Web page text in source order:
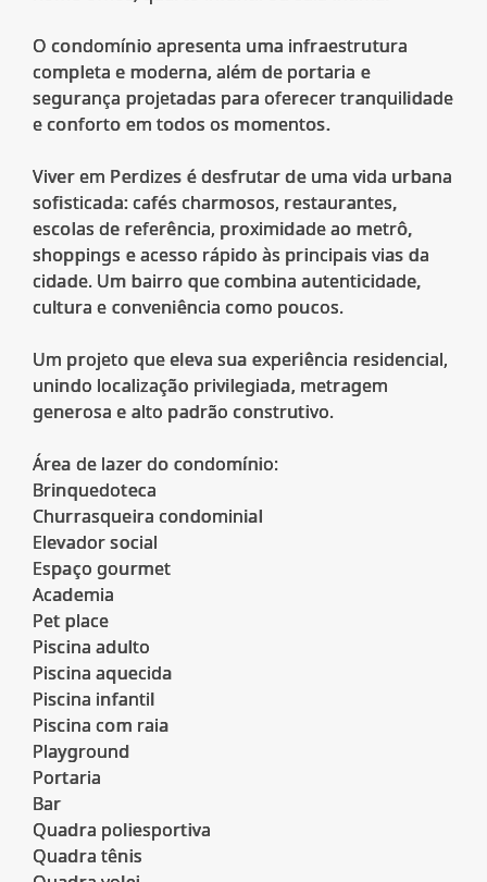
O condomínio apresenta uma infraestrutura
completa e moderna, além de portaria e
segurança projetadas para oferecer tranquilidade
e conforto em todos os momentos.
Viver em Perdizes é desfrutar de uma vida urbana
sofisticada: cafés charmosos, restaurantes,
escolas de referência, proximidade ao metrô,
shoppings e acesso rápido às principais vias da
cidade. Um bairro que combina autenticidade,
cultura e conveniência como poucos.
Um projeto que eleva sua experiência residencial,
unindo localização privilegiada, metragem
generosa e alto padrão construtivo.
Área de lazer do condomínio:
Brinquedoteca
Churrasqueira condominial
Elevador social
Espaço gourmet
Academia
Pet place
Piscina adulto
Piscina aquecida
Piscina infantil
Piscina com raia
Playground
Portaria
Bar
Quadra poliesportiva
Quadra tênis